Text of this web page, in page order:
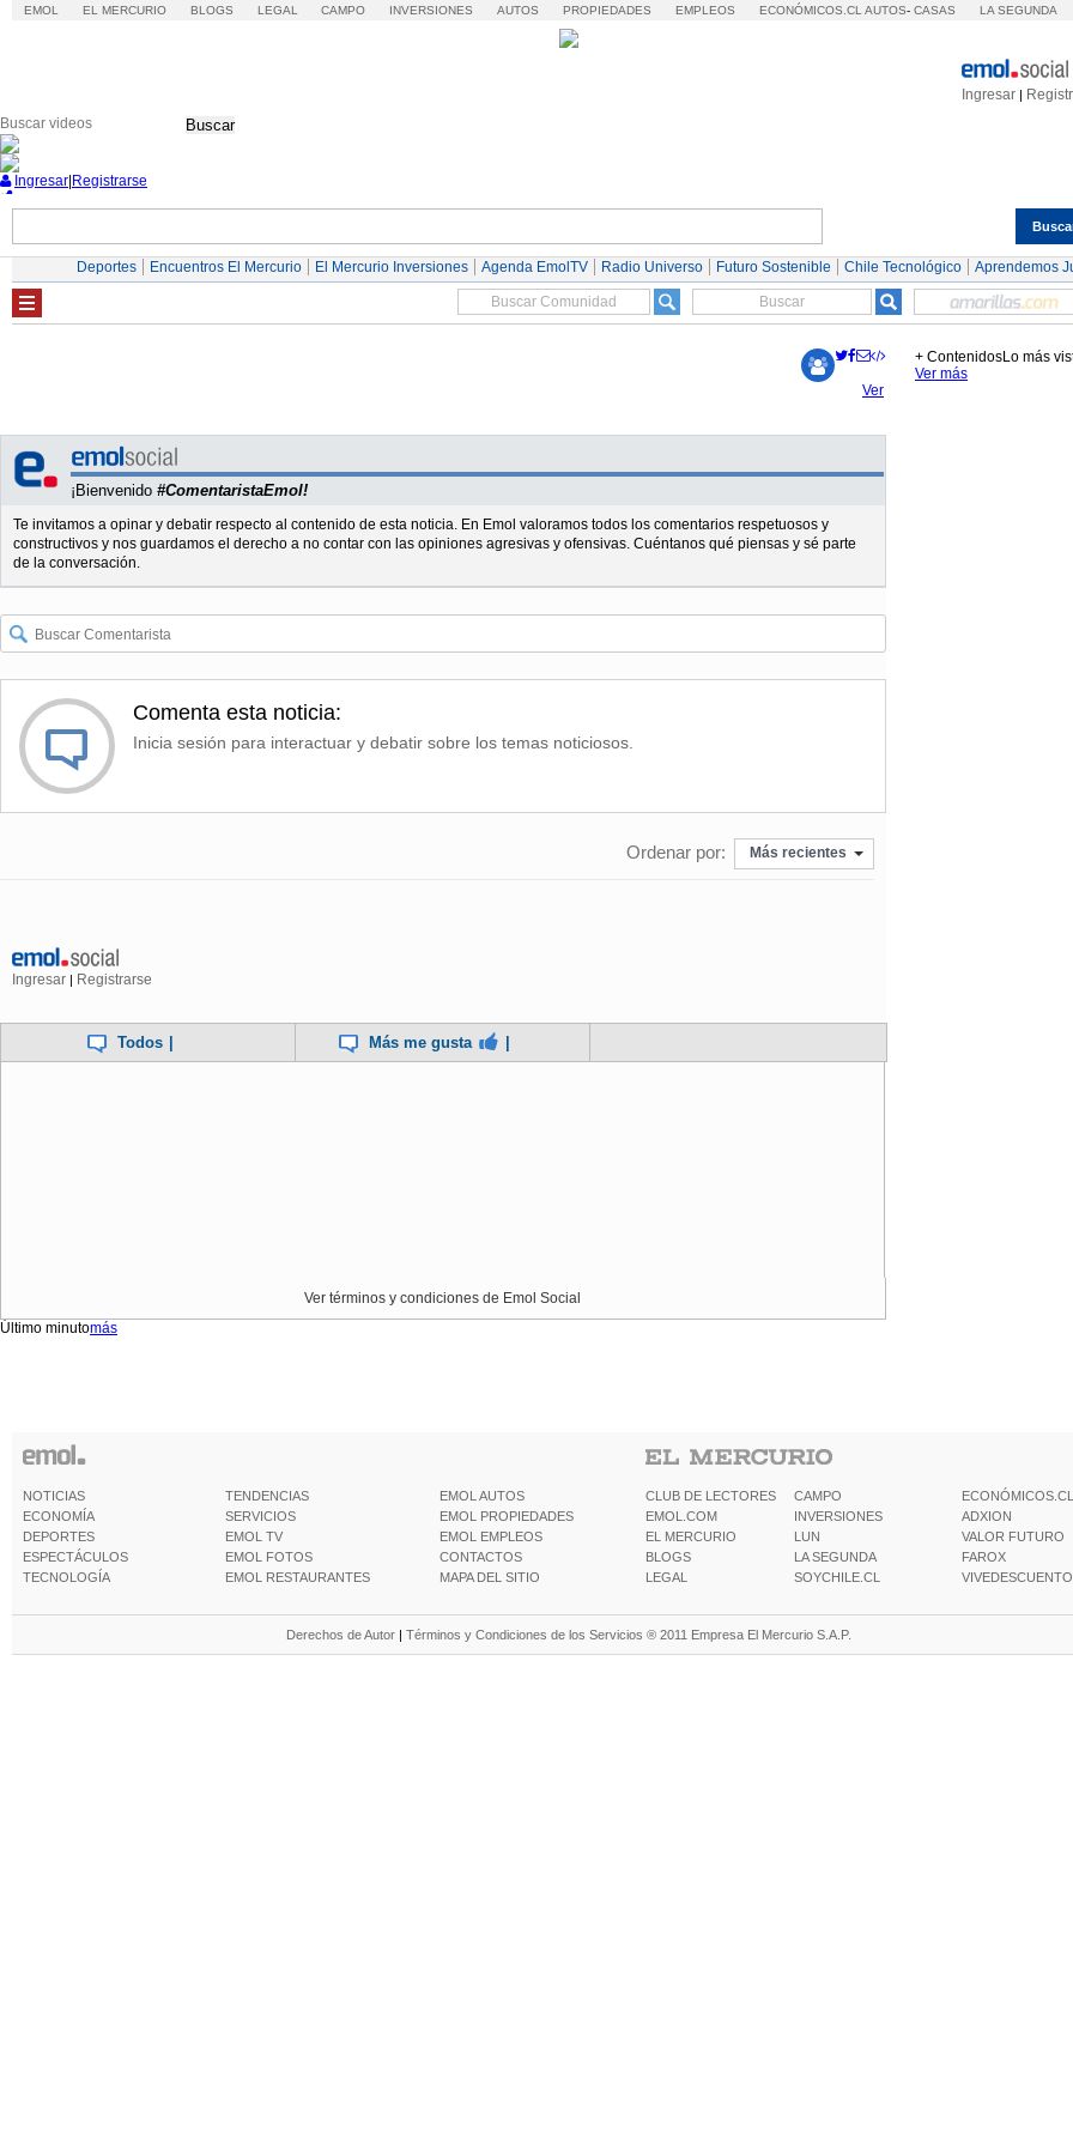
EMOL EL MERCURIO BLOGS LEGAL CAMPO INVERSIONES AUTOS PROPIEDADES EMPLEOS ECONÓMICOS.CL AUTOS- CASAS LA SEGUNDA
Ingresar |
Buscar
Ingresar Registrarse
Deportes Encuentros El Mercurio El Mercurio Inversiones Agenda EmolTV Radio Universo Futuro Sostenible Chile Tecnológico Aprendemos
¡Bienvenido #ComentaristaEmol!
Te invitamos a opinar y debatir respecto al contenido de esta noticia. En Emol valoramos todos los comentarios respetuosos y
constructivos y nos guardamos el derecho a no contar con las opiniones agresivas y ofensivas. Cuéntanos qué piensas y sé parte
de la conversación.
Comenta esta noticia:
Inicia sesión para interactuar y debatir sobre los temas noticiosos.
Ordenar por: Más recientes
Ingresar | Registrarse
Todos | Más me gusta |
Ver términos y condiciones de Emol Social
Último minuto
Ver
más
Lo más
+ Contenidos
Ver más
NOTICIAS
ECONOMÍA
DEPORTES
ESPECTÁCULOS
TECNOLOGÍA
TENDENCIAS
SERVICIOS
EMOL TV
EMOL FOTOS
EMOL RESTAURANTES
EMOL AUTOS
EMOL PROPIEDADES
EMOL EMPLEOS
CONTACTOS
MAPA DEL SITIO
CLUB DE LECTORES
EMOL.COM
EL MERCURIO
BLOGS
LEGAL
CAMPO
INVERSIONES
LUN
LA SEGUNDA
SOYCHILE.CL
ECONÓMICOS.CL
ADXION
VALOR FUTURO
FAROX
Derechos de Autor | Términos y Condiciones de los Servicios ® 2011 Empresa El Mercurio S.A.P.